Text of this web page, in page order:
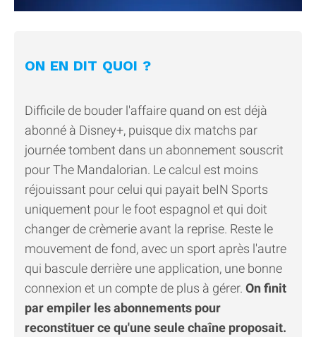
ON EN DIT QUOI ?
Difficile de bouder l'affaire quand on est déjà
abonné à Disney+, puisque dix matchs par
journée tombent dans un abonnement souscrit
pour The Mandalorian. Le calcul est moins
réjouissant pour celui qui payait beIN Sports
uniquement pour le foot espagnol et qui doit
changer de crèmerie avant la reprise. Reste le
mouvement de fond, avec un sport après l'autre
qui bascule derrière une application, une bonne
connexion et un compte de plus à gérer. On finit
par empiler les abonnements pour
reconstituer ce qu'une seule chaîne proposait.